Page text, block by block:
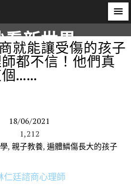
新世界
柿子文化
就能讓受傷的孩子
都不信！他們真
個……
18/06/2021
1,212
, 親子教養, 遍體鱗傷長大的孩子
仁廷諮商心理師